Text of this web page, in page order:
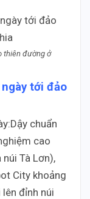
thiên đường ở
tới đảo
chuẩn
cao
Tà Lơn),
City khoảng
đỉnh núi